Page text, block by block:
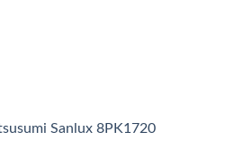
Sanlux 8PK1720